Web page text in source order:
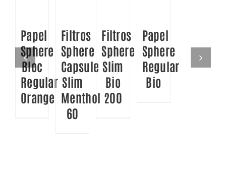
Papel
Sphere
Bloc
Regular
Orange
Filtros
Sphere
Capsule
Slim
Menthol
60
Filtros
Sphere
Slim
Bio
200
Papel
Sphere
Regular
Bio